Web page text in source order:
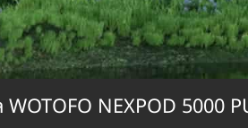
WOTOFO NEXPOD 5000